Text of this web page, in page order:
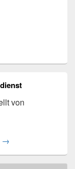
von
→